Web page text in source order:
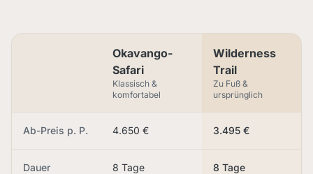
Okavango-
Safari
Klassisch &
komfortabel
Wilderness
Trail
Zu Fuß &
ursprünglich
Ab-Preis p. P. 4.650 € 3.495 €
Dauer 8 Tage 8 Tage